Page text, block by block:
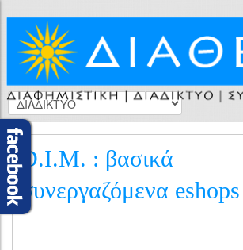
D.I.M. : βασικά
συνεργαζόμενα eshops